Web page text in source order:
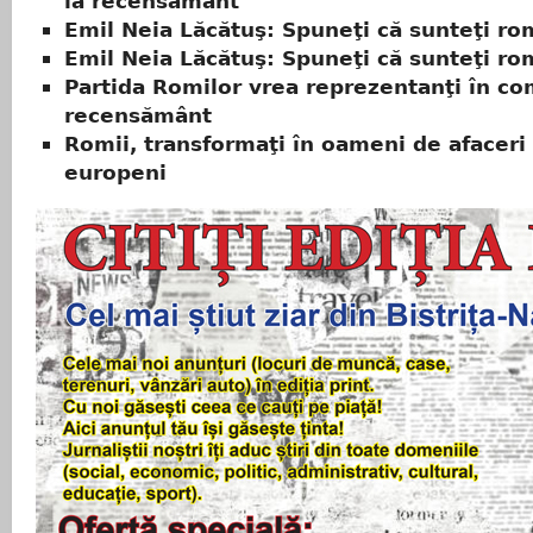
Emil Neia Lăcătuş: Spuneţi că sunteţi
Emil Neia Lăcătuş: Spuneţi că sunteţi
Partida Romilor vrea reprezentanţi în
recensământ
Romii, transformaţi în oameni de afaceri
europeni